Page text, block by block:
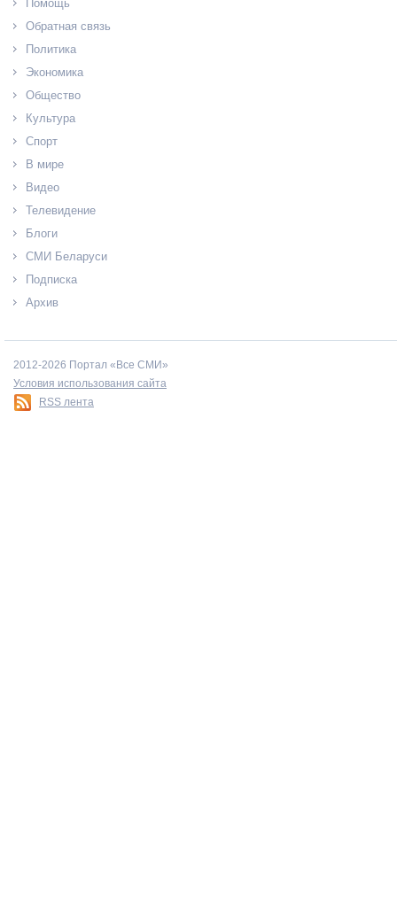
Помощь
Обратная связь
Политика
Экономика
Общество
Культура
Спорт
В мире
Видео
Телевидение
Блоги
СМИ Беларуси
Подписка
Архив
2012-2026 Портал «Все СМИ»
Условия использования сайта
RSS лента